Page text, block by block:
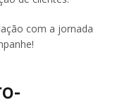
com a jornada